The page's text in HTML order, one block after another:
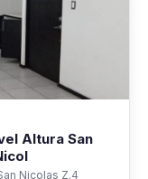
Altura San
Nicolas Z.4